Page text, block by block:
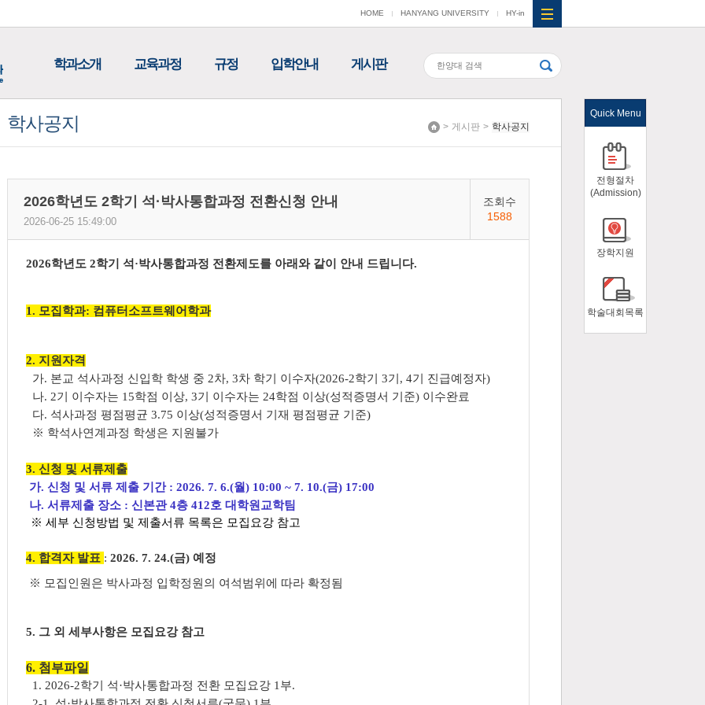
학과소개 교육과정 규정 입학안내 게시판
HOME HANYANG UNIVERSITY HY-in
> 게시판 > 학사공지
학사공지
2026학년도 2학기 석·박사통합과정 전환신청 안내
2026-06-25 15:49:00
조회수
1588
2026학년도 2학기 석·박사통합과정 전환제도를 아래와 같이 안내 드립니다.
1. 모집학과: 컴퓨터소프트웨어학과
2. 지원자격
가. 본교 석사과정 신입학 학생 중 2차, 3차 학기 이수자(2026-2학기 3기, 4기 진급예정자)
나. 2기 이수자는 15학점 이상, 3기 이수자는 24학점 이상(성적증명서 기준) 이수완료
다. 석사과정 평점평균 3.75 이상(성적증명서 기재 평점평균 기준)
※ 학석사연계과정 학생은 지원불가
3. 신청 및 서류제출
가. 신청 및 서류 제출 기간 : 2026. 7. 6.(월) 10:00 ~ 7. 10.(금) 17:00
나. 서류제출 장소 : 신본관 4층 412호 대학원교학팀
※ 세부 신청방법 및 제출서류 목록은 모집요강 참고
4. 합격자 발표 : 2026. 7. 24.(금) 예정
※ 모집인원은 박사과정 입학정원의 여석범위에 따라 확정됨
5. 그 외 세부사항은 모집요강 참고
6. 첨부파일
1. 2026-2학기 석·박사통합과정 전환 모집요강 1부.
Quick Menu
전형절차
(Admission)
장학지원
학술대회목록